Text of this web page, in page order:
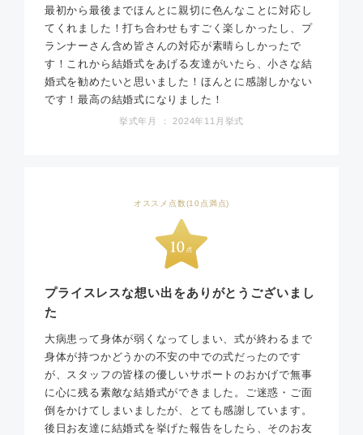
最初から最後までほんとに親切に色んなことに対応し
てくれました！打ち合わせもすごく楽しかったし、プ
ランナーさん含め皆さんの対応が素晴らしかったで
す！これから結婚式をあげる友達がいたら、小さな結
婚式を勧めたいと思いました！ほんとに感謝しかない
です！最高の結婚式になりました！
挙式年月 ： 2024年11月挙式
オススメ点数(10点満点)
プライスレスな想い出をありがとうございまし
た
大病患って身体が弱くなってしまい、式が終わるまで
身体が持つかどうかの不安の中での式だったのです
が、スタッフの皆様の優しいサポートのおかげで無事
に心に残る素敵な結婚式ができました。ご迷惑・ご面
倒をかけてしまいましたが、とても感謝しています。
後日お友達に結婚式を挙げた報告をしたら、そのお友